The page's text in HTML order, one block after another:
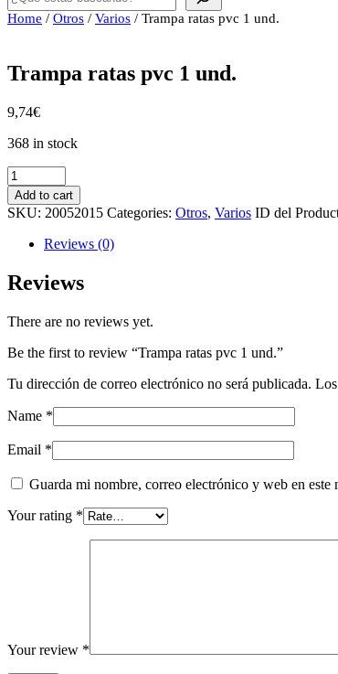
Home / Otros / Varios / Trampa ratas pvc 1 und.
Trampa ratas pvc 1 und.
9,74€
368 in stock
Trampa
ratas
pvc
1
und.
quantity
Add to cart
SKU: 20052015 Categories: Otros, Varios ID del
Reviews (0)
Reviews
There are no reviews yet.
Be the first to review “Trampa ratas pvc 1 und.”
Tu dirección de correo electrónico no será publicada.
Name *
Email *
Guarda mi nombre, correo electrónico y web en este
Your rating *
Your review *